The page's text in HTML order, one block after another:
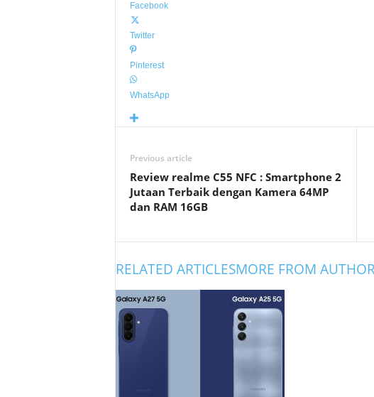
Facebook
Twitter
Pinterest
WhatsApp
Previous article
Review realme C55 NFC : Smartphone 2
Jutaan Terbaik dengan Kamera 64MP
dan RAM 16GB
RELATED ARTICLESMORE FROM